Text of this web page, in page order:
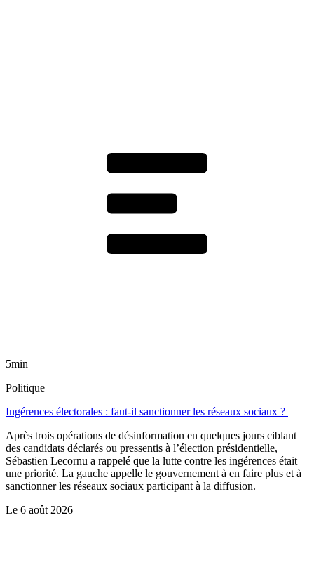
5min
Politique
Ingérences électorales : faut-il sanctionner les réseaux sociaux ?
Après trois opérations de désinformation en quelques jours ciblant
des candidats déclarés ou pressentis à l’élection présidentielle,
Sébastien Lecornu a rappelé que la lutte contre les ingérences était
une priorité. La gauche appelle le gouvernement à en faire plus et à
sanctionner les réseaux sociaux participant à la diffusion.
Le 6 août 2026